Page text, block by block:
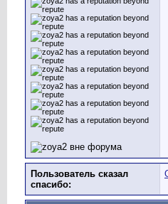
Пользователь сказал
cпасибо: